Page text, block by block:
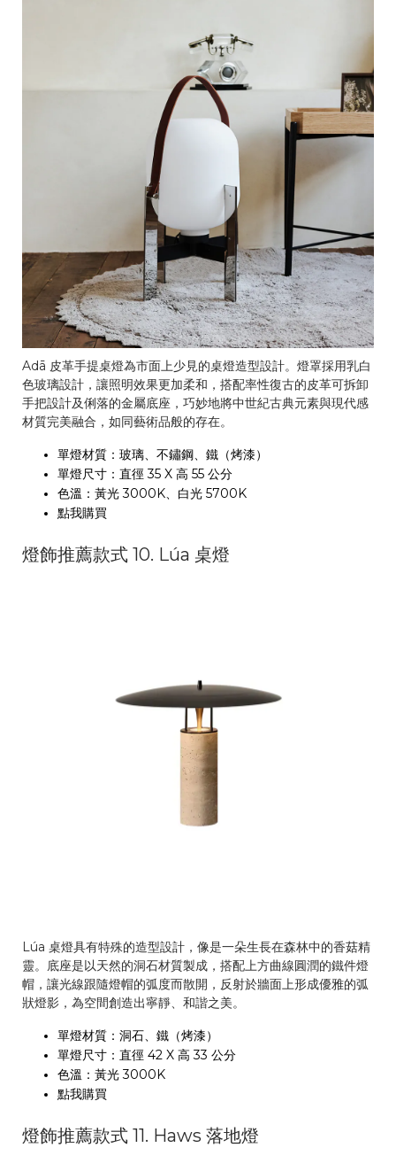
Adā 皮革手提桌燈為市面上少見的桌燈造型設計。燈罩採用乳白
色玻璃設計，讓照明效果更加柔和，搭配率性復古的皮革可拆卸
手把設計及俐落的金屬底座，巧妙地將中世紀古典元素與現代感
材質完美融合，如同藝術品般的存在。
單燈材質：玻璃、不鏽鋼、鐵（烤漆）
單燈尺寸：直徑 35 X 高 55 公分
色溫：黃光 3000K、白光 5700K
點我購買
燈飾推薦款式 10. Lúa 桌燈
Lúa 桌燈具有特殊的造型設計，像是一朵生長在森林中的香菇精
靈。底座是以天然的洞石材質製成，搭配上方曲線圓潤的鐵件燈
帽，讓光線跟隨燈帽的弧度而散開，反射於牆面上形成優雅的弧
狀燈影，為空間創造出寧靜、和諧之美。
單燈材質：洞石、鐵（烤漆）
單燈尺寸：直徑 42 X 高 33 公分
色溫：黃光 3000K
點我購買
燈飾推薦款式 11. Haws 落地燈